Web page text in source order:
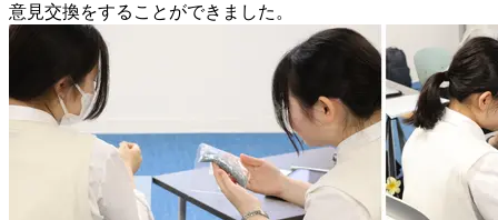
意見交換をすることができました。